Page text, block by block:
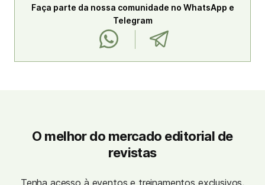
Faça parte da nossa comunidade no WhatsApp e
Telegram
O melhor do mercado editorial de
revistas
Tenha acesso à eventos e treinamentos exclusivos,